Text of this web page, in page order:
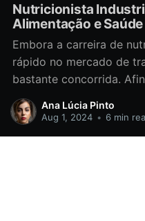
Nutricionista
Alimentação e
Embora a carreira de
rápido no mercado de
bastante concorrida.
vida e alimentação
alguns anos e assim
Ana Lúcia Pinto
Aug 1, 2024 • 6 min